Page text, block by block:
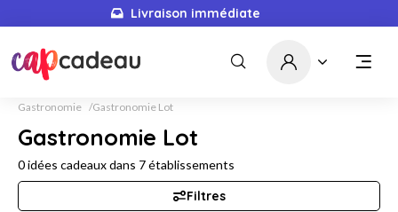
Livraison immédiate
Gastronomie Gastronomie Lot
Gastronomie Lot
0idées cadeaux dans 7établissements
Filtres